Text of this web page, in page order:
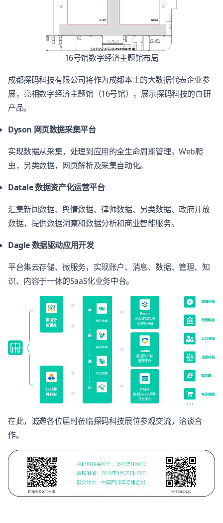
16号馆数字经济主题馆布局
成都探码科技有限公司将作为成都本土的大数据代表企业参
展，亮相数字经济主题馆（16号馆），展示探码科技的自研
产品。
Dyson 网页数据采集平台
实现数据从采集，处理到应用的全生命周期管理。Web爬
虫，另类数据，网页解析及采集自动化。
Datale 数据资产化运营平台
汇集新闻数据、舆情数据、律师数据、另类数据、政府开放
数据，提供数据洞察和数据分析和商业智能服务。
Dagle 数据驱动应用开发
平台集云存储、微服务，实现账户、消息、数据、管理、知
识、内容于一体的SaaS化业务中台。
在此，诚邀各位届时莅临探码科技展位参观交流，洽谈合
作。